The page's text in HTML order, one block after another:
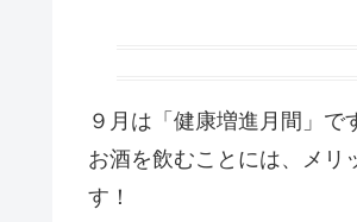
９月は「健康増進月間」で
お酒を飲むことには、メリ
す！